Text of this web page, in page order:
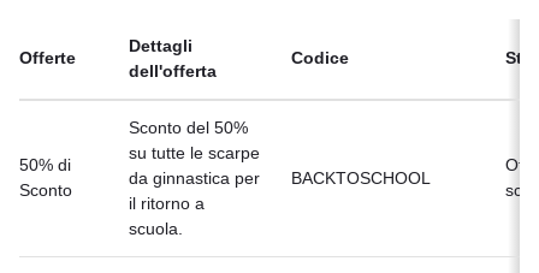
Offerte
Dettagli
dell'offerta
Codice
50% di
Sconto
Sconto del 50%
su tutte le scarpe
da ginnastica per
il ritorno a
scuola.
BACKTOSCHOOL